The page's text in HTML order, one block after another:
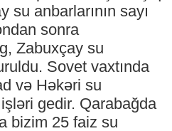
su anbarlarının sayı
sonra
Zabuxçay su
Sovet vaxtında
və Həkəri su
gedir. Qarabağda
bizim 25 faiz su